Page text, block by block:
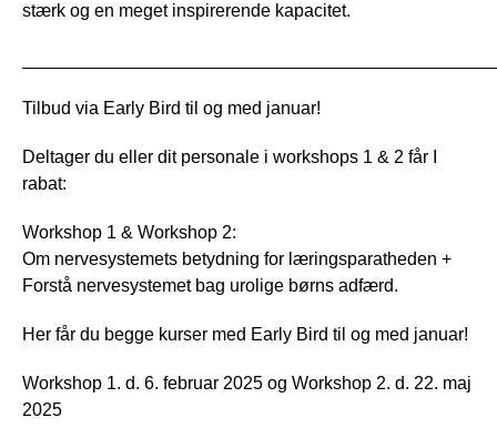
stærk og en meget inspirerende kapacitet.
Tilbud via Early Bird til og med januar!
Deltager du eller dit personale i workshops 1 & 2 får I
rabat:
Workshop 1 & Workshop 2:
Om nervesystemets betydning for læringsparatheden +
Forstå nervesystemet bag urolige børns adfærd.
Her får du begge kurser med Early Bird til og med januar!
Workshop 1. d. 6. februar 2025 og Workshop 2. d. 22. maj
2025